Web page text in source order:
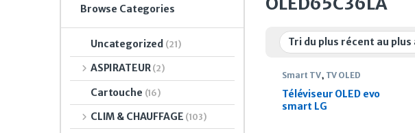
Smart TV, TV OLED
Téléviseur OLED evo
smart LG
Browse Categories
Uncategorized (21)
ASPIRATEUR (2)
Cartouche (16)
CLIM & CHAUFFAGE (103)